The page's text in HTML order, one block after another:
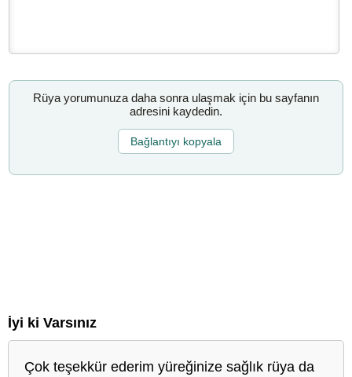
Rüya yorumunuza daha sonra ulaşmak için bu sayfanın
adresini kaydedin.
Bağlantıyı kopyala
İyi ki Varsınız
Çok teşekkür ederim yüreğinize sağlık rüya da